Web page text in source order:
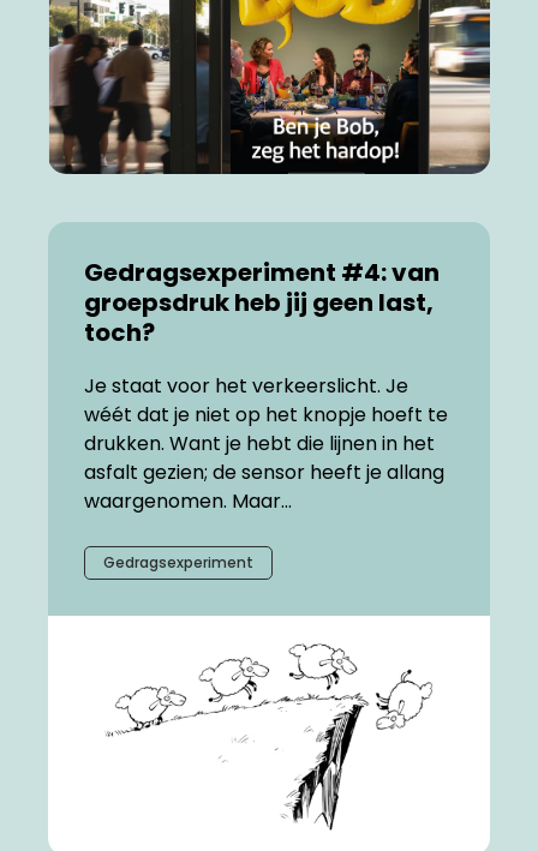
Gedragsexperiment #4: van
groepsdruk heb jij geen last,
toch?
Je staat voor het verkeerslicht. Je
wéét dat je niet op het knopje hoeft te
drukken. Want je hebt die lijnen in het
asfalt gezien; de sensor heeft je allang
waargenomen. Maar...
Gedragsexperiment